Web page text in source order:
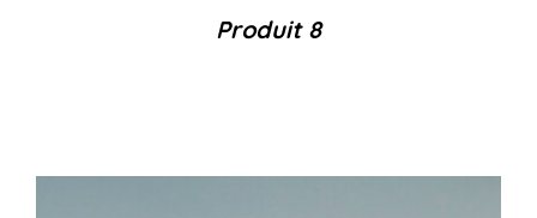
Produit 8